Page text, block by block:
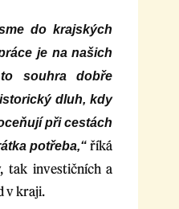
do krajských
je na našich
souhra dobře
dluh, kdy
při cestách
potřeba,“ říká
tak investičních a
v kraji.